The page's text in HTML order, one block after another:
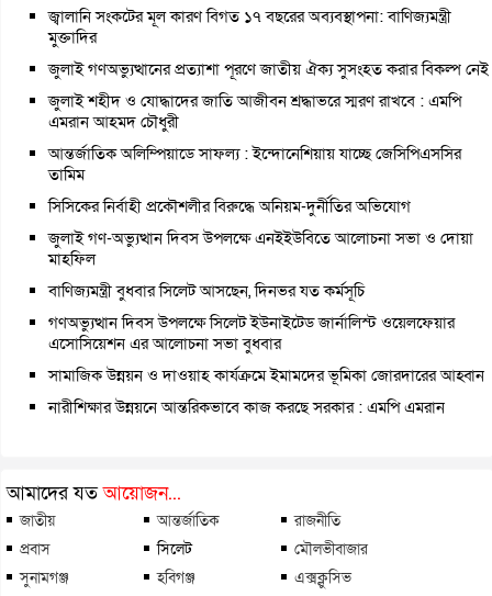
জ্বালানি সংকটের মূল কারণ বিগত ১৭ বছরের অব্যবস্থাপনা: বাণিজ্যমন্ত্রী
মুক্তাদির
জুলাই গণঅভ্যুত্থানের প্রত্যাশা পূরণে জাতীয় ঐক্য সুসংহত করার বিকল্প নেই
জুলাই শহীদ ও যোদ্ধাদের জাতি আজীবন শ্রদ্ধাভরে স্মরণ রাখবে : এমপি
এমরান আহমদ চৌধুরী
আন্তর্জাতিক অলিম্পিয়াডে সাফল্য : ইন্দোনেশিয়ায় যাচ্ছে জেসিপিএসসির
তামিম
সিসিকের নির্বাহী প্রকৌশলীর বিরুদ্ধে অনিয়ম-দুর্নীতির অভিযোগ
জুলাই গণ-অভ্যুত্থান দিবস উপলক্ষে এনইইউবিতে আলোচনা সভা ও দোয়া
মাহফিল
বাণিজ্যমন্ত্রী বুধবার সিলেট আসছেন, দিনভর যত কর্মসূচি
গণঅভ্যুত্থান দিবস উপলক্ষে সিলেট ইউনাইটেড জার্নালিস্ট ওয়েলফেয়ার
এসোসিয়েশন এর আলোচনা সভা বুধবার
সামাজিক উন্নয়ন ও দাওয়াহ কার্যক্রমে ইমামদের ভূমিকা জোরদারের আহ্বান
নারীশিক্ষার উন্নয়নে আন্তরিকভাবে কাজ করছে সরকার : এমপি এমরান
আমাদের যতআয়োজন...
জাতীয় আন্তর্জাতিক
রাজনীতি
প্রবাস
সিলেট
মৌলভীবাজার
সুনামগঞ্জ
হবিগঞ্জ এক্সক্লুসিভ